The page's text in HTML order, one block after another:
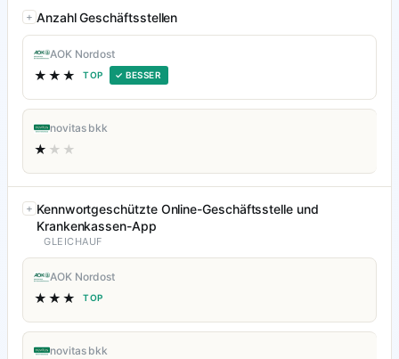
Anzahl Geschäftsstellen
AOK Nordost
★★★ TOP ✓ BESSER
novitas bkk
★ ★★
Kennwortgeschützte Online-Geschäftsstelle und
Krankenkassen-App
GLEICHAUF
AOK Nordost
★★★ TOP
novitas bkk